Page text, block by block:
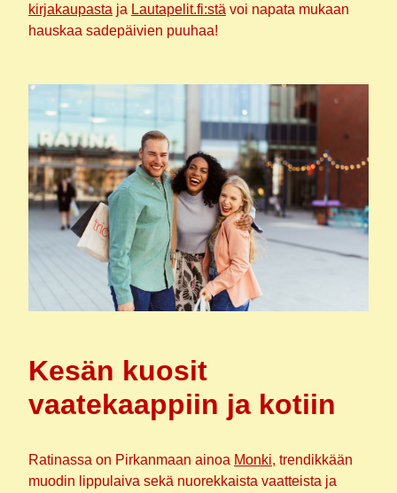
kirjakaupasta ja Lautapelit.fi:stä voi napata mukaan
hauskaa sadepäivien puuhaa!
Kesän kuosit
vaatekaappiin ja kotiin
Ratinassa on Pirkanmaan ainoa Monki, trendikkään
muodin lippulaiva sekä nuorekkaista vaatteista ja